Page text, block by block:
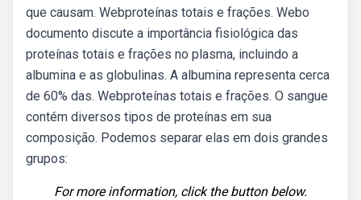
que causam. Webproteínas totais e frações. Webo
documento discute a importância fisiológica das
proteínas totais e frações no plasma, incluindo a
albumina e as globulinas. A albumina representa cerca
de 60% das. Webproteínas totais e frações. O sangue
contém diversos tipos de proteínas em sua
composição. Podemos separar elas em dois grandes
grupos:
For more information, click the button below.